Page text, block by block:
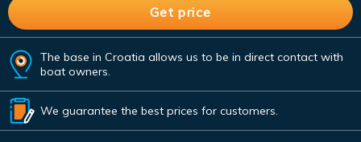
The base in Croatia allows us to be in direct contact with
boat owners.
We guarantee the best prices for customers.